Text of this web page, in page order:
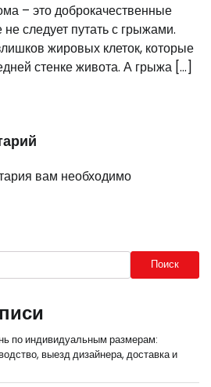
– это доброкачественные
следует путать с грыжами.
жировых клеток, которые
стенке живота. А грыжа […]
вам необходимо
Поиск
по индивидуальным размерам:
выезд дизайнера, доставка и